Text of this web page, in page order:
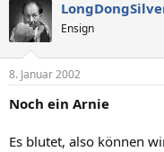
Ensign
8. Januar 2002
Noch ein Arnie
Es blutet, also können